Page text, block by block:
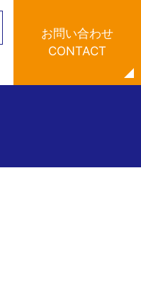
お問い合わせ
CONTACT